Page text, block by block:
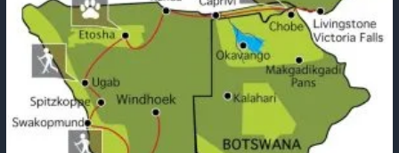
Caprivi
(17
dagen)